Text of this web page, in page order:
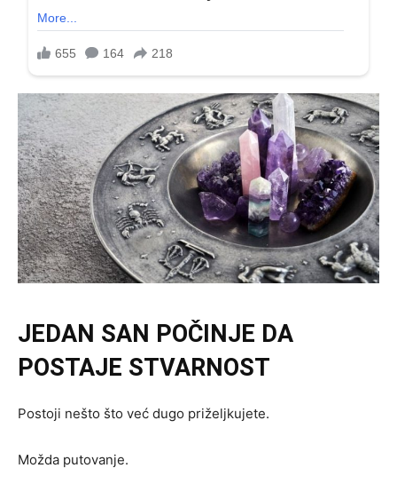
JEDAN SAN POČINJE DA
POSTAJE STVARNOST
Postoji nešto što već dugo priželjkujete.
Možda putovanje.